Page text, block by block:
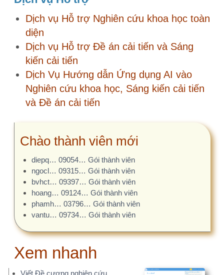
kiến cải tiến
Dịch Vụ Hướng dẫn Ứng dụng AI vào
Nghiên cứu khoa học, Sáng kiến cải tiến
và Đề án cải tiến
Chào thành viên mới
diepq… 09054… Gói thành viên
ngocl… 09315… Gói thành viên
phamh… 03796… Gói thành viên
vantu… 09734… Gói thành viên
Xem nhanh
Viết Đề cương nghiên cứu
khoa học với sự hỗ trợ của
Viết Đề án cải tiến chất lượng
với hỗ trợ của AI agent
Kiểm tra đạo văn với hỗ trợ của